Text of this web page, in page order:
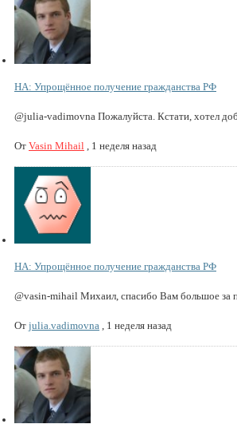
НА: Упрощённое получение гражданства РФ
@julia-vadimovna Пожалуйста. Кстати, хотел
От Vasin Mihail 1 неделя назад
НА: Упрощённое получение гражданства РФ
@vasin-mihail Михаил, спасибо Вам большое за
От julia.vadimovna 1 неделя назад